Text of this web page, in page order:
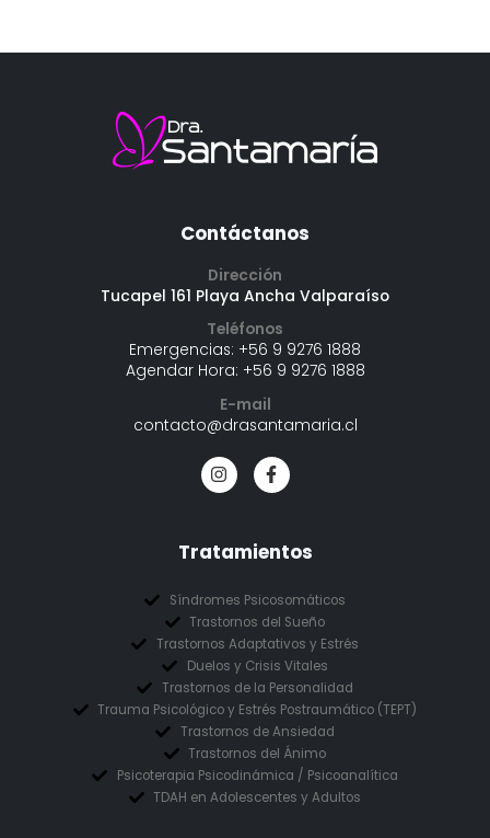
Contáctanos
Dirección
Tucapel 161 Playa Ancha Valparaíso
Teléfonos
Emergencias: +56 9 9276 1888
Agendar Hora: +56 9 9276 1888
E-mail
contacto@drasantamaria.cl
Tratamientos
Síndromes Psicosomáticos
Trastornos del Sueño
Trastornos Adaptativos y Estrés
Duelos y Crisis Vitales
Trastornos de la Personalidad
Trauma Psicológico y Estrés Postraumático (TEPT)
Trastornos de Ansiedad
Trastornos del Ánimo
Psicoterapia Psicodinámica / Psicoanalítica
TDAH en Adolescentes y Adultos